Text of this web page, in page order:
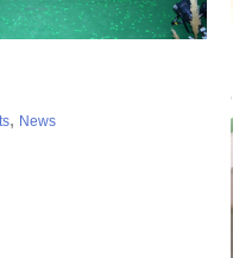
, News